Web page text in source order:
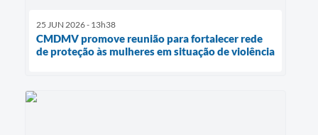
25 JUN 2026 - 13h38
CMDMV promove reunião para fortalecer rede
de proteção às mulheres em situação de violência